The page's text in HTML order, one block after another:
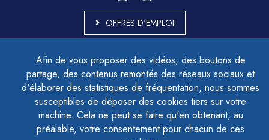
Afin de vous proposer des vidéos, des boutons de
partage, des contenus remontés des réseaux sociaux et
d'élaborer des statistiques de fréquentation, nous sommes
susceptibles de déposer des cookies tiers sur votre
machine. Cela ne peut se faire qu'en obtenant, au
préalable, votre consentement pour chacun de ces
OFFRES D'EMPLOI
ACCESSIBILITÉ - PARTIELLEMENT CONFORME
PLAN DU SITE
MENTIONS LÉGALES
CONTACTER LE DÉLÉGUÉ À LA PROTECTION DES DONNÉES
GESTION DES COOKIES